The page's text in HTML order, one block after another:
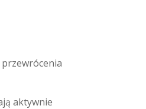
aktywnie